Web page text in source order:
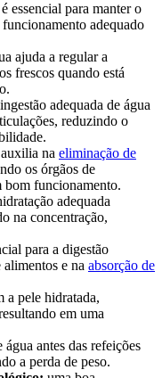
essencial para manter o
adequado
ajuda a regular a
frescos quando está
adequada de água
reduzindo o
na eliminação de
os órgãos de
bom funcionamento.
adequada
na concentração,
para a digestão
e na absorção de
a pele hidratada,
em uma
água antes das refeições
a perda de peso.